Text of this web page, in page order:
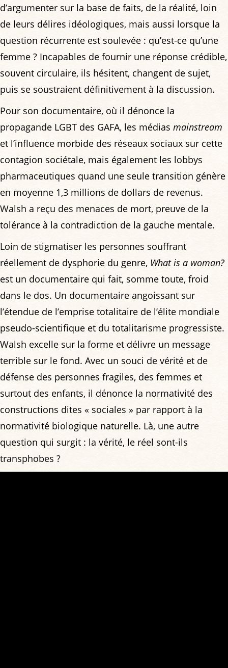
d’argumenter sur la base de faits, de la réalité, loin
de leurs délires idéologiques, mais aussi lorsque la
question récurrente est soulevée : qu’est-ce qu’une
femme ? Incapables de fournir une réponse crédible,
souvent circulaire, ils hésitent, changent de sujet,
puis se soustraient définitivement à la discussion.
Pour son documentaire, où il dénonce la
propagande LGBT des GAFA, les médias mainstream
et l’influence morbide des réseaux sociaux sur cette
contagion sociétale, mais également les lobbys
pharmaceutiques quand une seule transition génère
en moyenne 1,3 millions de dollars de revenus.
Walsh a reçu des menaces de mort, preuve de la
tolérance à la contradiction de la gauche mentale.
Loin de stigmatiser les personnes souffrant
réellement de dysphorie du genre, What is a woman?
est un documentaire qui fait, somme toute, froid
dans le dos. Un documentaire angoissant sur
l’étendue de l’emprise totalitaire de l’élite mondiale
pseudo-scientifique et du totalitarisme progressiste.
Walsh excelle sur la forme et délivre un message
terrible sur le fond. Avec un souci de vérité et de
défense des personnes fragiles, des femmes et
surtout des enfants, il dénonce la normativité des
constructions dites « sociales » par rapport à la
normativité biologique naturelle. Là, une autre
question qui surgit : la vérité, le réel sont-ils
transphobes ?